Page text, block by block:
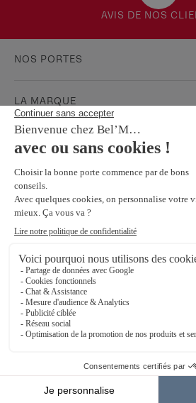
AVIS DE NOS
NOS PORTES
LA MARQUE
AIDE &
FAQ
Garanties
Service Après-Vente
BESOIN D'INFORMATIONS ? NOS
SUIVEZ-NOUS SUR LES
Protection Des Données
Éthique